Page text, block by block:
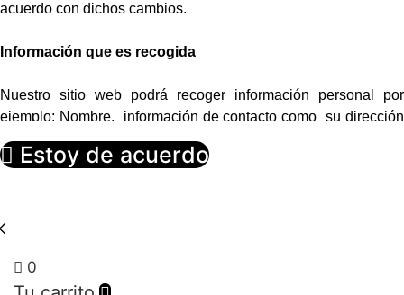
acuerdo con dichos cambios.
Información que es recogida
Nuestro sitio web podrá recoger información personal por
ejemplo: Nombre, información de contacto como su dirección
de correo electrónica e información demográfica. Así mismo
cuando sea necesario podrá ser requerida información
Nuestro sitio web emplea la información con el fin de
Estoy de acuerdo
0